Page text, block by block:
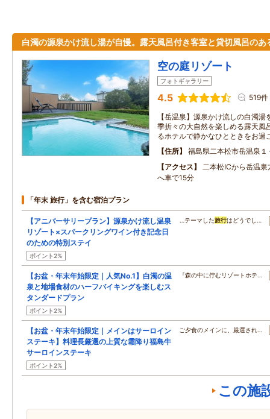
白濁の源泉かけ流し湯が自慢。露天風呂付き客室と貸切風呂のあ
空の庭リゾート
フォトギャラリー
4.5 519件
【岳温泉】源泉かけ流しの白濁
季折々の大自然を楽しめる露天風
るホテルで静かなひとときをお過
住所
福島県二本松市岳温泉１
アクセス
二本松ICから岳温
へ車で15分
「年末 旅行」を含む宿泊プラン
【アニバーサリープラン】源泉かけ流し温泉
リゾート×スパークリングワイン付き記念日
のための特別ステイ
ポイント2%
…テーマした旅行はどうでし…
【お盆・年末年始限定｜人気No.1】白濁の温
泉と地場食材のハーフバイキングを楽しむス
タンダードプラン
ポイント2%
『森の中に佇むリゾートホテ…
【お盆・年末年始限定｜メインはサーロイン
ステーキ】料理長厳選の上質な霜降り福島牛
サーロインステーキ
ポイント2%
ご夕食のメインに、厳選され…
この施